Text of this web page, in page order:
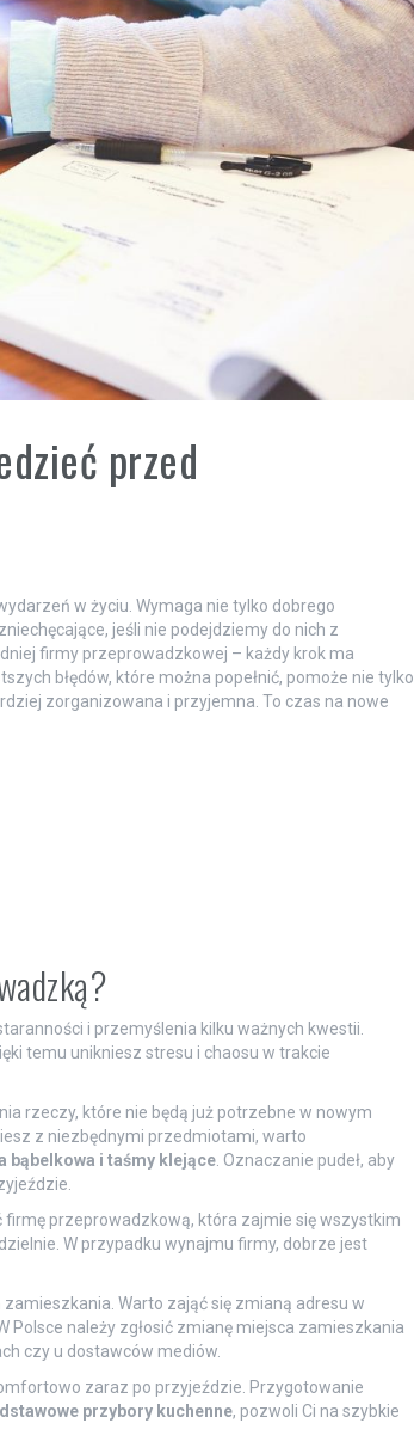
przed
w życiu. Wymaga nie tylko dobrego
jeśli nie podejdziemy do nich z
firmy przeprowadzkowej – każdy krok ma
błędów, które można popełnić, pomoże nie tylko
zorganizowana i przyjemna. To czas na nowe
i przemyślenia kilku ważnych kwestii.
temu unikniesz stresu i chaosu w trakcie
rzeczy, które nie będą już potrzebne w nowym
z niezbędnymi przedmiotami, warto
bąbelkowa i taśmy klejące. Oznaczanie pudeł, aby
przeprowadzkową, która zajmie się wszystkim
W przypadku wynajmu firmy, dobrze jest
Warto zająć się zmianą adresu w
należy zgłosić zmianę miejsca zamieszkania
czy u dostawców mediów.
zaraz po przyjeździe. Przygotowanie
przybory kuchenne, pozwoli Ci na szybkie